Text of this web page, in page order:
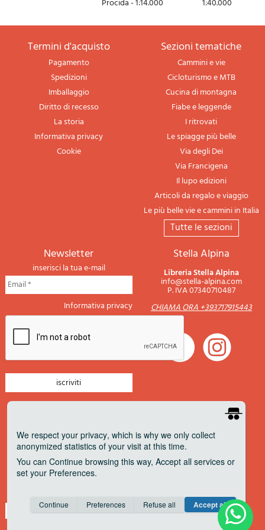
Procida - 1:14.000 1:40.000
termini d'acquisto
Pagamento
Spedizioni
Imballaggio
Diritto di recesso
La storia
Informativa privacy
Cookie
sezioni tematiche
Cammini e vie
Cicloturismo e MTB
Cucina di montagna
Fiabe e leggende
I ritrovati
Le spiagge più belle
Via degli Dei
Via Francigena
Il lupo edizioni
Articoli da regalo e viaggio
Le più belle vie e cammini in Italia
tutte le sezioni
newsletter
inserisci la tua e-mail
Informativa privacy
newsletter viaggi
newsletter militaria
Stella Alpina
Libreria Stella Alpina
info@stella-alpina.com
P. IVA 07340710487
CHIAMA ORA +393717915443
We respect your privacy, which is why we only collect
anonymized statistics of your visit at this time.
You can Continue browsing this way, Accept all services or
set your Preferences.
Consent cookie learn more
Continue Preferences Refuse all Accept all
Anonymous Invisible Save